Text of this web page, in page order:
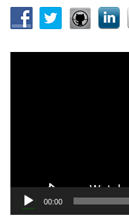
00:00